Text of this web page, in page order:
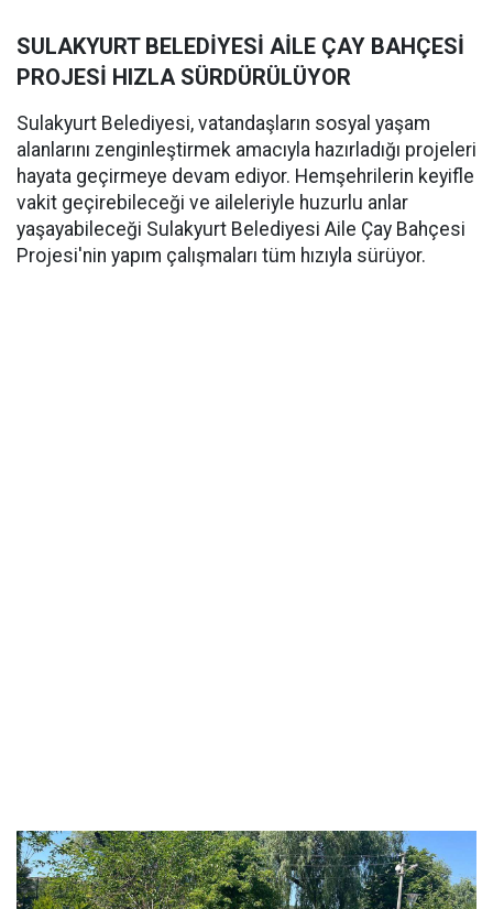
SULAKYURT BELEDİYESİ AİLE ÇAY BAHÇESİ
PROJESİ HIZLA SÜRDÜRÜLÜYOR
Sulakyurt Belediyesi, vatandaşların sosyal yaşam
alanlarını zenginleştirmek amacıyla hazırladığı projeleri
hayata geçirmeye devam ediyor. Hemşehrilerin keyifle
vakit geçirebileceği ve aileleriyle huzurlu anlar
yaşayabileceği Sulakyurt Belediyesi Aile Çay Bahçesi
Projesi'nin yapım çalışmaları tüm hızıyla sürüyor.